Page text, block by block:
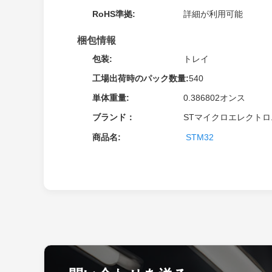
RoHS準拠: 詳細が利用可能
梱包情報
包装: トレイ
工場出荷時のパック数量:540
単体重量: 0.386802オンス
ブランド： STマイクロエレクト
商品名: STM32